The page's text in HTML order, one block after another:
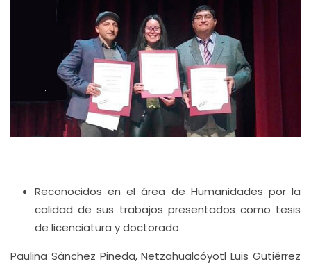
Reconocidos en el área de Humanidades por la
calidad de sus trabajos presentados como tesis
de licenciatura y doctorado.
Paulina Sánchez Pineda, Netzahualcóyotl Luis Gutiérrez